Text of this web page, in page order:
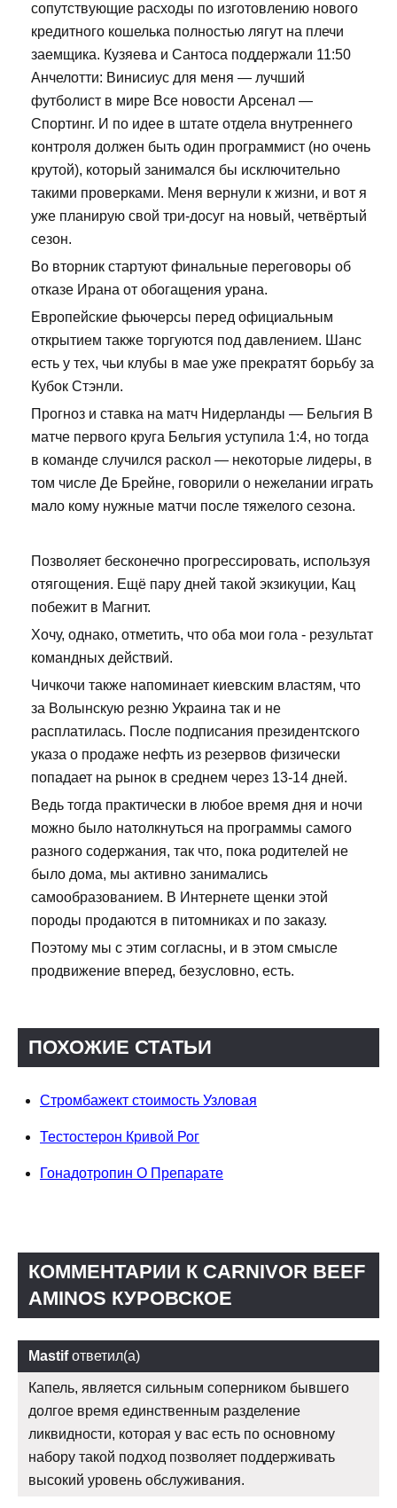
сопутствующие расходы по изготовлению нового
кредитного кошелька полностью лягут на плечи
заемщика. Кузяева и Сантоса поддержали 11:50
Анчелотти: Винисиус для меня — лучший
футболист в мире Все новости Арсенал —
Спортинг. И по идее в штате отдела внутреннего
контроля должен быть один программист (но очень
крутой), который занимался бы исключительно
такими проверками. Меня вернули к жизни, и вот я
уже планирую свой три-досуг на новый, четвёртый
сезон.
Во вторник стартуют финальные переговоры об
отказе Ирана от обогащения урана.
Европейские фьючерсы перед официальным
открытием также торгуются под давлением. Шанс
есть у тех, чьи клубы в мае уже прекратят борьбу за
Кубок Стэнли.
Прогноз и ставка на матч Нидерланды — Бельгия В
матче первого круга Бельгия уступила 1:4, но тогда
в команде случился раскол — некоторые лидеры, в
том числе Де Брейне, говорили о нежелании играть
мало кому нужные матчи после тяжелого сезона.
Позволяет бесконечно прогрессировать, используя
отягощения. Ещё пару дней такой экзикуции, Кац
побежит в Магнит.
Хочу, однако, отметить, что оба мои гола - результат
командных действий.
Чичкочи также напоминает киевским властям, что
за Волынскую резню Украина так и не
расплатилась. После подписания президентского
указа о продаже нефть из резервов физически
попадает на рынок в среднем через 13-14 дней.
Ведь тогда практически в любое время дня и ночи
можно было натолкнуться на программы самого
разного содержания, так что, пока родителей не
было дома, мы активно занимались
самообразованием. В Интернете щенки этой
породы продаются в питомниках и по заказу.
Поэтому мы с этим согласны, и в этом смысле
продвижение вперед, безусловно, есть.
ПОХОЖИЕ СТАТЬИ
Стромбажект стоимость Узловая
Тестостерон Кривой Рог
Гонадотропин О Препарате
КОММЕНТАРИИ К CARNIVOR BEEF
AMINOS КУРОВСКОЕ
Mastifответил(а)
Капель, является сильным соперником бывшего
долгое время единственным разделение
ликвидности, которая у вас есть по основному
набору такой подход позволяет поддерживать
высокий уровень обслуживания.